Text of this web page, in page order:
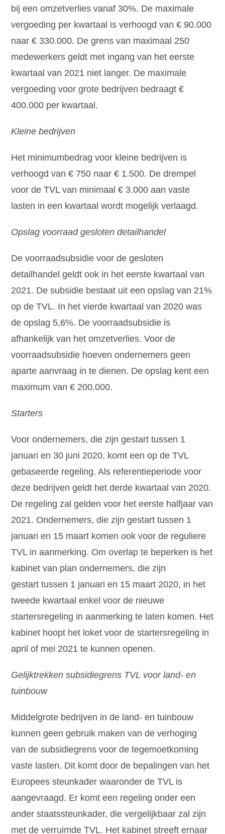
bij een omzetverlies vanaf 30%. De maximale
vergoeding per kwartaal is verhoogd van € 90.000
naar € 330.000. De grens van maximaal 250
medewerkers geldt met ingang van het eerste
kwartaal van 2021 niet langer. De maximale
vergoeding voor grote bedrijven bedraagt €
400.000 per kwartaal.
Kleine bedrijven
Het minimumbedrag voor kleine bedrijven is
verhoogd van € 750 naar € 1.500. De drempel
voor de TVL van minimaal € 3.000 aan vaste
lasten in een kwartaal wordt mogelijk verlaagd.
Opslag voorraad gesloten detailhandel
De voorraadsubsidie voor de gesloten
detailhandel geldt ook in het eerste kwartaal van
2021. De subsidie bestaat uit een opslag van 21%
op de TVL. In het vierde kwartaal van 2020 was
de opslag 5,6%. De voorraadsubsidie is
afhankelijk van het omzetverlies. Voor de
voorraadsubsidie hoeven ondernemers geen
aparte aanvraag in te dienen. De opslag kent een
maximum van € 200.000.
Starters
Voor ondernemers, die zijn gestart tussen 1
januari en 30 juni 2020, komt een op de TVL
gebaseerde regeling. Als referentieperiode voor
deze bedrijven geldt het derde kwartaal van 2020.
De regeling zal gelden voor het eerste halfjaar van
2021. Ondernemers, die zijn gestart tussen 1
januari en 15 maart komen ook voor de reguliere
TVL in aanmerking. Om overlap te beperken is het
kabinet van plan ondernemers, die zijn
gestart tussen 1 januari en 15 maart 2020, in het
tweede kwartaal enkel voor de nieuwe
startersregeling in aanmerking te laten komen. Het
kabinet hoopt het loket voor de startersregeling in
april of mei 2021 te kunnen openen.
Gelijktrekken subsidiegrens TVL voor land- en
tuinbouw
Middelgrote bedrijven in de land- en tuinbouw
kunnen geen gebruik maken van de verhoging
van de subsidiegrens voor de tegemoetkoming
vaste lasten. Dit komt door de bepalingen van het
Europees steunkader waaronder de TVL is
aangevraagd. Er komt een regeling onder een
ander staatssteunkader, die vergelijkbaar zal zijn
met de verruimde TVL. Het kabinet streeft ernaar